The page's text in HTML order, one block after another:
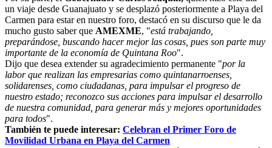
un viaje desde Guanajuato y se desplazó posteriormente a Playa del
Carmen para estar en nuestro foro, destacó en su discurso que le da
mucho gusto saber que AMEXME, "está trabajando,
preparándose, buscando hacer mejor las cosas, pues son parte muy
importante de la economía de Quintana Roo".
Dijo que desea extender su agradecimiento permanente "por la
labor que realizan las empresarias como quintanarroenses,
solidarenses, como ciudadanas, para impulsar el progreso de
nuestro estado; reconozco sus acciones para impulsar el desarrollo
de nuestra comunidad, para generar más y mejores oportunidades
para todos".
También te puede interesar: Celebran el Primer Foro de
Movilidad Urbana en Playa del Carmen